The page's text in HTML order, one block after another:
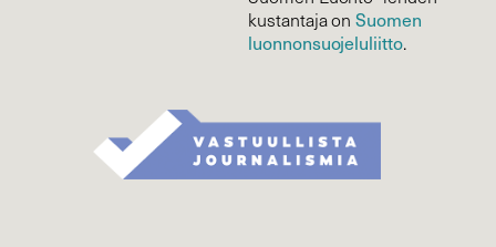
kustantaja onSuomen
luonnonsuojelu­liitto.